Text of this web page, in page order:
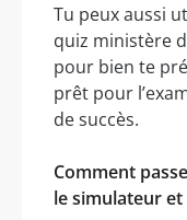
Tu peux aussi
quiz ministère
pour bien te
prêt pour
de succès.
Comment
le simulateur et